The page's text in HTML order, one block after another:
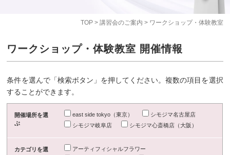
TOP> 講習会のご案内 > ワークショップ・体験教室
ワークショップ・体験教室 開催情報
条件を選んで「検索ボタン」を押してください。複数の項目を選択
することができます。
開催場所を選
ぶ
east side tokyo（東京）
シモジマ名古屋店
シモジマ岐阜店
シモジマ心斎橋店（大阪）
カテゴリを選
アーティフィシャルフラワー